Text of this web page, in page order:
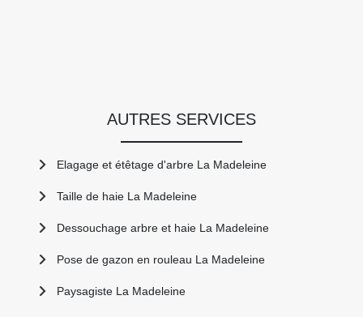
AUTRES SERVICES
Elagage et étêtage d'arbre La Madeleine
Taille de haie La Madeleine
Dessouchage arbre et haie La Madeleine
Pose de gazon en rouleau La Madeleine
Paysagiste La Madeleine